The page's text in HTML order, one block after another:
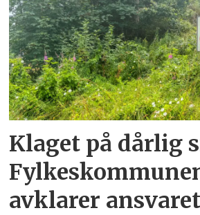
Klaget på dårlig
avklarer ansvaret